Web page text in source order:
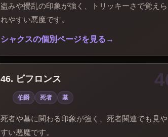
盗みや攪乱の印象が強く、トリッキーさで覚えら
れやすい悪魔です。
シャクスの個別ページを見る
46. ビフロンス
伯爵 死者 墓
死者や墓に関わる印象が強く、死者関連でも見や
すい悪魔です。